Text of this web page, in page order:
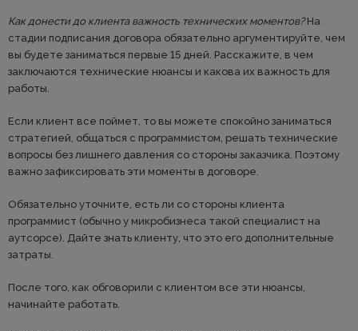
Как донести до клиента важность технических моментов?На
стадии подписания договора обязательно аргументируйте, чем
вы будете заниматься первые 15 дней. Расскажите, в чем
заключаются технические нюансы и какова их важность для
работы.
Если клиент все поймет, то вы можете спокойно заниматься
стратегией, общаться с программистом, решать технические
вопросы без лишнего давления со стороны заказчика. Поэтому
важно зафиксировать эти моменты в договоре.
Обязательно уточните, есть ли со стороны клиента
программист (обычно у микробизнеса такой специалист на
аутсорсе). Дайте знать клиенту, что это его дополнительные
затраты.
После того, как обговорили с клиентом все эти нюансы,
начинайте работать.